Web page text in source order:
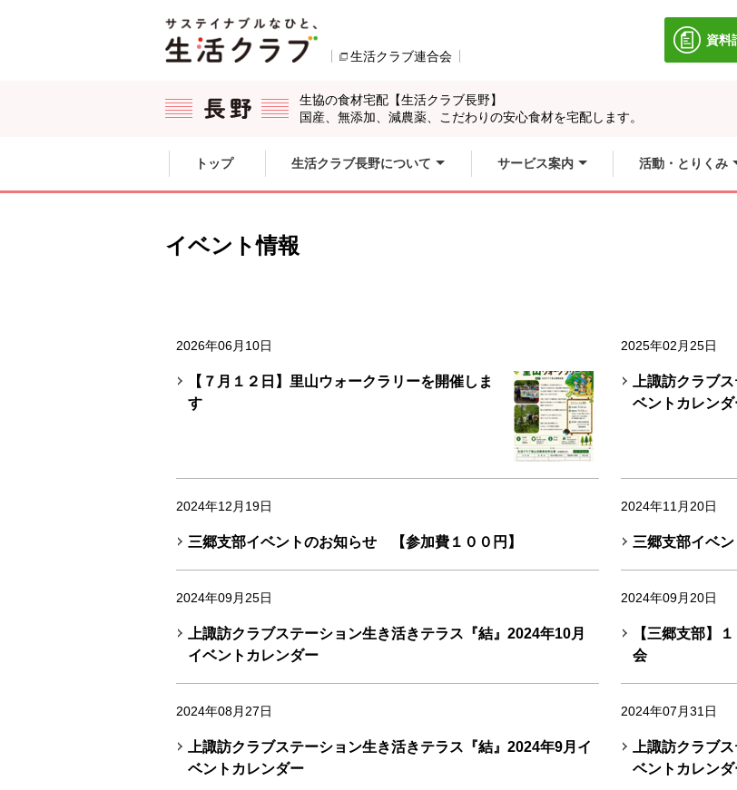
生活クラブ連合会
資料
別
生協の食材宅配【生活クラブ長野】
国産、無添加、減農薬、こだわりの安心食材を宅配します。
ここからサイト内共通メニューです。
サイト内共通メニューをスキップする
トップ 生活クラブ長野について サービス案内 活動・とりくみ
イベント情報
2026年06月10日
【７月１２日】里山ウォークラリーを開催しま
す
2025年02月25日
上諏訪クラブ
ベントカレンダ
2024年12月19日
三郷支部イベントのお知らせ 【参加費１００円】
2024年11月20日
三郷支部イベ
2024年09月25日
上諏訪クラブステーション生き活きテラス『結』2024年10月
イベントカレンダー
2024年09月20日
【三郷支部】
会
2024年08月27日
上諏訪クラブステーション生き活きテラス『結』2024年9月イ
ベントカレンダー
2024年07月31日
上諏訪クラブ
ベントカレンダ